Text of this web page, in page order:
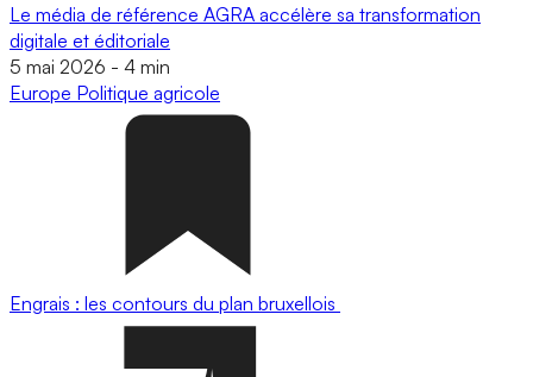
Le média de référence AGRA accélère sa transformation
digitale et éditoriale
5 mai 2026 - 4 min
Europe Politique agricole
Engrais : les contours du plan bruxellois